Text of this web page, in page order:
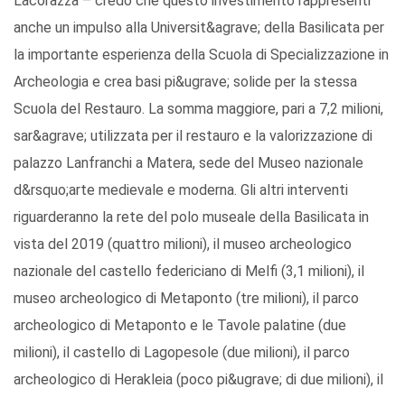
anche un impulso alla Universit&agrave; della Basilicata per
la importante esperienza della Scuola di Specializzazione in
Archeologia e crea basi pi&ugrave; solide per la stessa
Scuola del Restauro. La somma maggiore, pari a 7,2 milioni,
sar&agrave; utilizzata per il restauro e la valorizzazione di
palazzo Lanfranchi a Matera, sede del Museo nazionale
d&rsquo;arte medievale e moderna. Gli altri interventi
riguarderanno la rete del polo museale della Basilicata in
vista del 2019 (quattro milioni), il museo archeologico
nazionale del castello federiciano di Melfi (3,1 milioni), il
museo archeologico di Metaponto (tre milioni), il parco
archeologico di Metaponto e le Tavole palatine (due
milioni), il castello di Lagopesole (due milioni), il parco
archeologico di Herakleia (poco pi&ugrave; di due milioni), il